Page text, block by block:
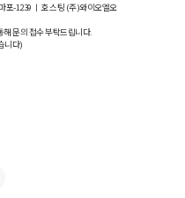
포-1239 ㅣ 호스팅 (주)와이오엘오
문의 접수 부탁드립니다.
니다)